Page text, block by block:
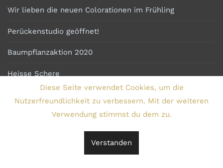
Wir lieben die neuen Colorationen im Frühling
Perückenstudio geöffnet!
Baumpflanzaktion 2020
Heisse Schere
beckendorf-media.de
Impressum
Diese Seite verwendet Cookies, um die
Nutzerfreundlichkeit zu verbessern. Mit der weiteren
Verwendung stimmst du dem zu.
Verstanden